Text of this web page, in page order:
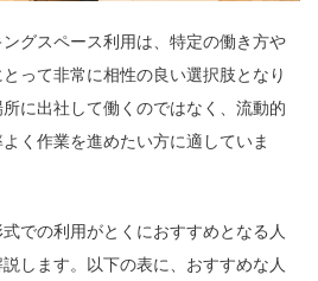
グスペース利用は、特定の働き方や
って非常に相性の良い選択肢となり
に出社して働くのではなく、流動的
く作業を進めたい方に適していま
での利用がとくにおすすめとなる人
します。以下の表に、おすすめな人